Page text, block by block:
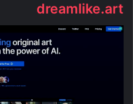
dreamlike.art